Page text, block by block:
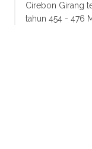
Cirebon Girang
tahun 454 - 476